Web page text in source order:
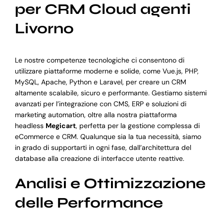
per CRM Cloud agenti
Livorno
Le nostre competenze tecnologiche ci consentono di
utilizzare piattaforme moderne e solide, come Vue.js, PHP,
MySQL, Apache, Python e Laravel, per creare un CRM
altamente scalabile, sicuro e performante. Gestiamo sistemi
avanzati per l’integrazione con CMS, ERP e soluzioni di
marketing automation, oltre alla nostra piattaforma
headless Megicart, perfetta per la gestione complessa di
eCommerce e CRM. Qualunque sia la tua necessità, siamo
in grado di supportarti in ogni fase, dall’architettura del
database alla creazione di interfacce utente reattive.
Analisi e Ottimizzazione
delle Performance